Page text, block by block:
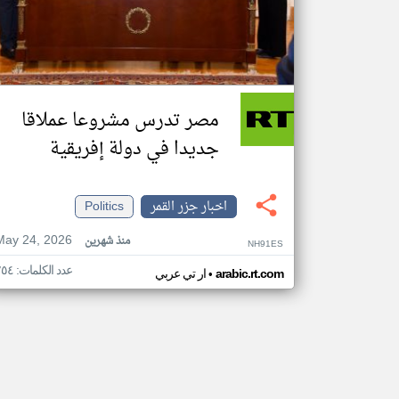
مصر تدرس مشروعا عملاقا
جديدا في دولة إفريقية
اخبار جزر القمر
Politics
24, 2026
منذ شهرين NH91ES
ار تي عربي• arabic.rt.com عدد الكلمات: ٢٥٤